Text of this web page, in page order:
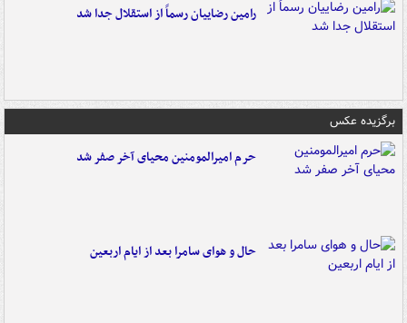
رامین رضاییان رسماً از استقلال جدا شد
برگزیده عکس
حرم امیرالمومنین محیای آخر صفر شد
حال و هوای سامرا بعد از ایام اربعین